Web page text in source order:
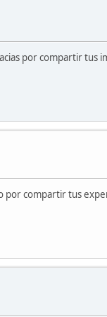
por compartir tus
por compartir tus